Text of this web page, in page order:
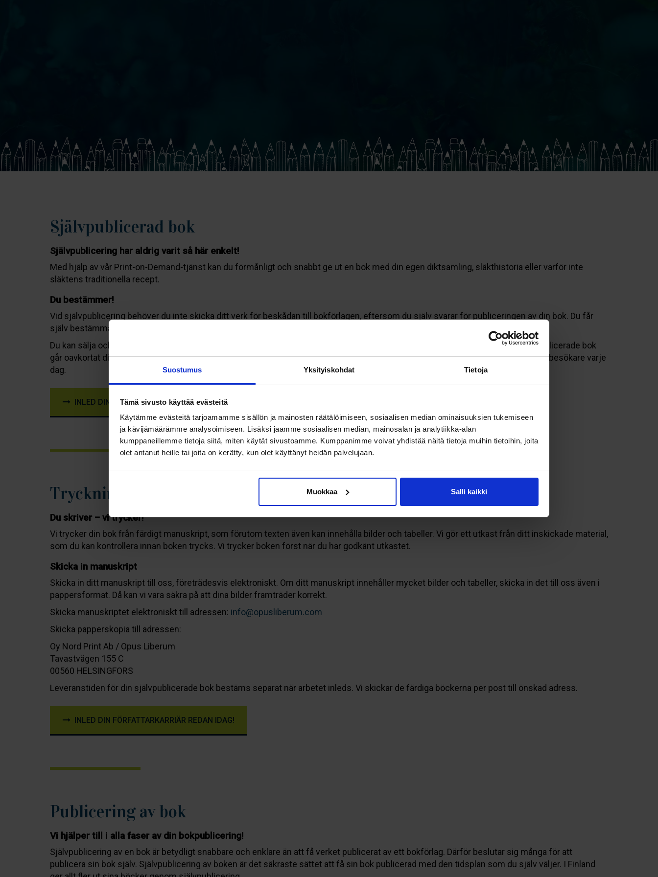
Suostumus Yksityiskohdat Tietoja
Tämä sivusto käyttää evästeitä
Käytämme evästeitä tarjoamamme sisällön ja mainosten räätälöimiseen, sosiaalisen median ominaisuuksien tukemiseen
ja kävijämäärämme analysoimiseen. Lisäksi jaamme sosiaalisen median, mainosalan ja analytiikka-alan
kumppaneillemme tietoja siitä, miten käytät sivustoamme. Kumppanimme voivat yhdistää näitä tietoja muihin tietoihin, joita
olet antanut heille tai joita on kerätty, kun olet käyttänyt heidän palvelujaan.
Muokkaa Salli kaikki
Självpublicerad bok
Självpublicering har aldrig varit så här enkelt!
Med hjälp av vår Print-on-Demand-tjänst kan du förmånligt och snabbt ge ut en bok med din egen diktsamling, släkthistoria eller varför inte
släktens traditionella recept.
Du bestämmer!
Vid självpublicering behöver du inte skicka ditt verk för beskådan till bokförlagen, eftersom du själv svarar för publiceringen av din bok. Du får
själv bestämma bokens utseende, bindningssätt och övriga trycktekniska lösningar.
Du kan sälja och marknadsföra din bok via kanaler som du själv väljer eller behålla din bok för dig själv. Intäkterna från din självpublicerade bok
går oavkortat direkt till dig. Om du vill kan du lägga ut din bok till försäljning i vårOpus Liberum -nätbokhandel, som har hundratals besökare varje
dag.
INLED DIN FÖRFATTARKARRIÄR REDAN IDAG!
Tryckning av boken
Du skriver – vi trycker!
Vi trycker din bok från färdigt manuskript, som förutom texten även kan innehålla bilder och tabeller. Vi gör ett utkast från ditt inskickade material,
som du kan kontrollera innan boken trycks. Vi trycker boken först när du har godkänt utkastet.
Skicka in manuskript
Skicka in ditt manuskript till oss, företrädesvis elektroniskt. Om ditt manuskript innehåller mycket bilder och tabeller, skicka in det till oss även i
pappersformat. Då kan vi vara säkra på att dina bilder framträder korrekt.
Skicka manuskriptet elektroniskt till adressen: info@opusliberum.com
Skicka papperskopia till adressen:
Oy Nord Print Ab / Opus Liberum
Tavastvägen 155 C
00560 HELSINGFORS
Leveranstiden för din självpublicerade bok bestäms separat när arbetet inleds. Vi skickar de färdiga böckerna per post till önskad adress.
INLED DIN FÖRFATTARKARRIÄR REDAN IDAG!
Publicering av bok
Vi hjälper till i alla faser av din bokpublicering!
Självpublicering av en bok är betydligt snabbare och enklare än att få verket publicerat av ett bokförlag. Därför beslutar sig många för att
publicera sin bok själv. Självpublicering av boken är det säkraste sättet att få sin bok publicerad med den tidsplan som du själv väljer. I Finland